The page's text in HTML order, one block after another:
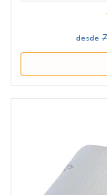
desde